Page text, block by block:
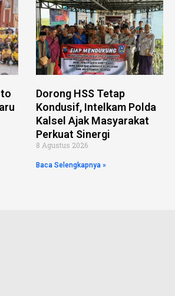
Dorong HSS Tetap
Kondusif, Intelkam Polda
Kalsel Ajak Masyarakat
Perkuat Sinergi
8 Agustus 2026
Baca Selengkapnya »